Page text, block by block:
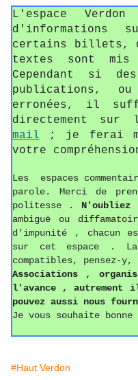
L'espace
d'informations
certains billets,
textes sont
Cependant si
publications,
erronées, il
directement
mail ; je ferai
votre
Les espaces
parole. Merci de
politesse
. N'oubliez
ambiguë ou
d’impunité , chacun
sur cet espace .
compatibles, pensez-
Associations , o
l'avance ,
pouvez aussi nous
Je vous souhaite
#Haut Verdon